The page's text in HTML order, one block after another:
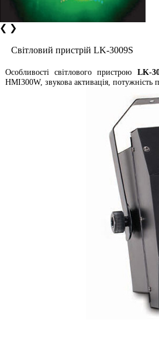
❮ ❯
Світловий пристрій LK-3009S
Особливості світлового пристрою LK-
HMI300W, звукова активація, потужність